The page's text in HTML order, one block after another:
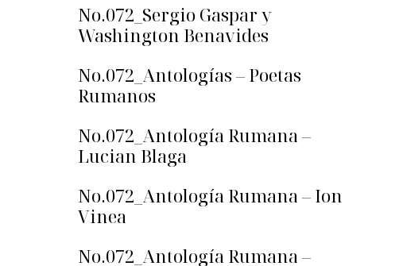
No.072_Sergio Gaspar y
Washington Benavides
No.072_Antologías – Poetas
Rumanos
No.072_Antología Rumana –
Lucian Blaga
No.072_Antología Rumana – Ion
Vinea
No.072_Antología Rumana –